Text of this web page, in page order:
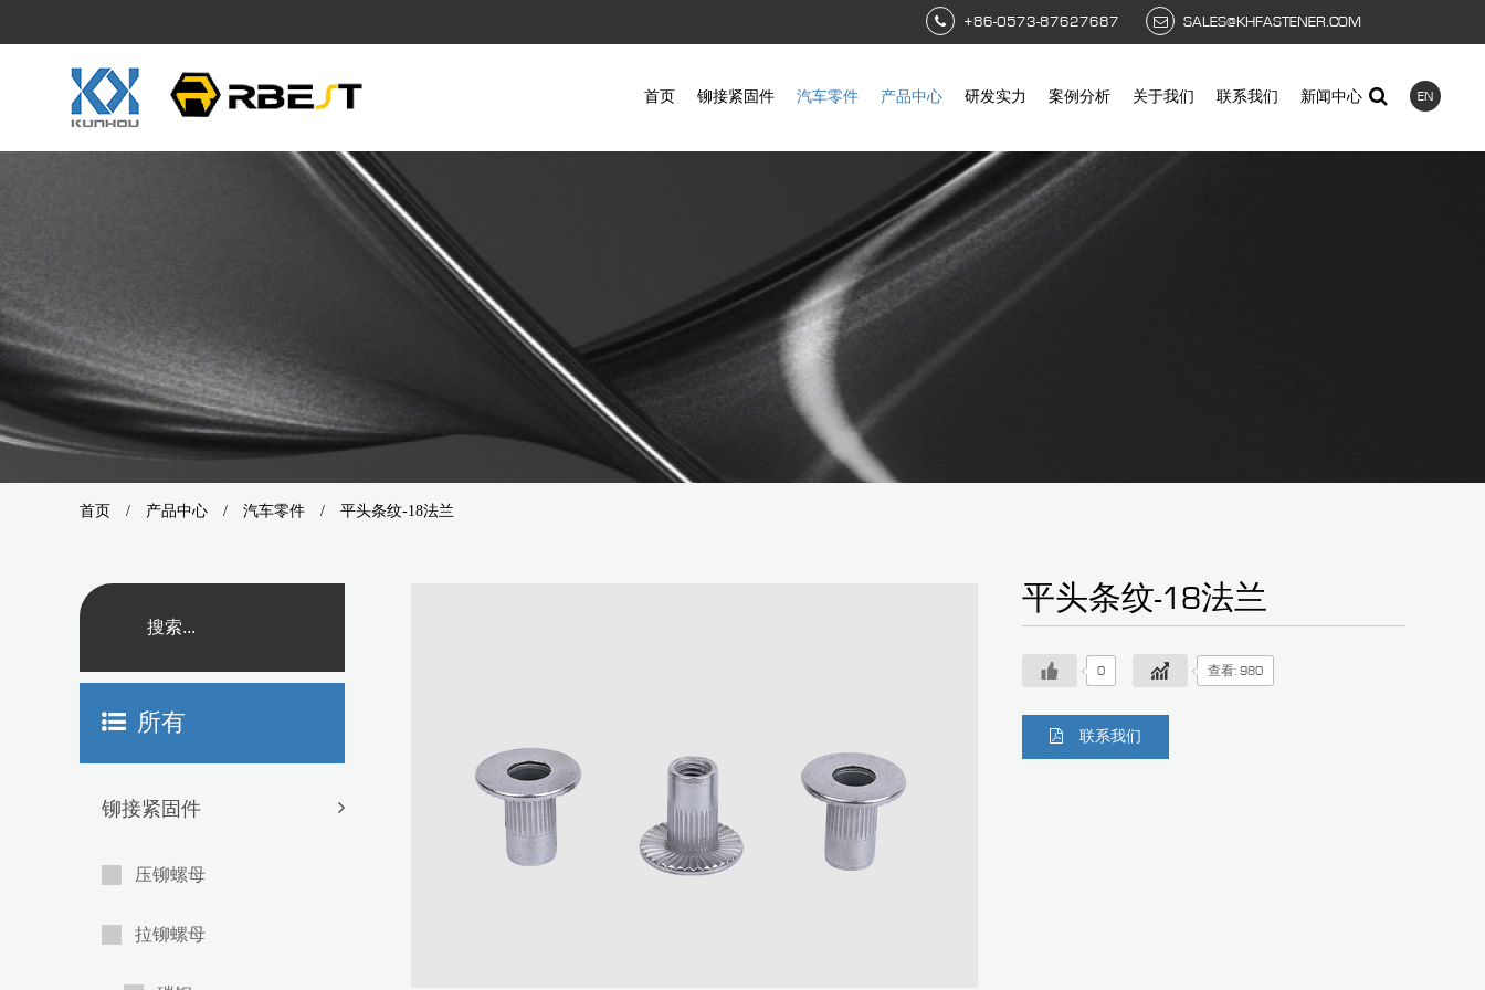
+86-0573-87627687 SALES@KHFASTENER.COM
EN
首页 铆接紧固件 汽车零件 产品中心 研发实力 案例分析 关于我们 联系我们 新闻中心
首页 / 产品中心 / 汽车零件 / 平头条纹-18法兰
所有
铆接紧固件
压铆螺母
拉铆螺母
平头条纹-18法兰
0 查看: 980
联系我们